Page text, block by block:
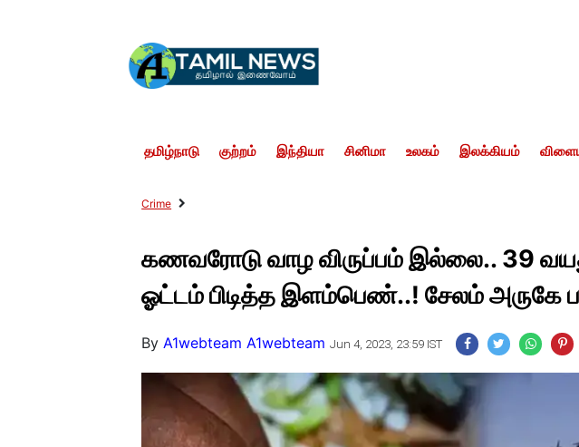
தமிழ்நாடு குற்றம் இந்தியா சினிமா உலகம் இலக்கியம்
Crime
கணவரோடு வாழ விருப்பம் இல்லை.. 39
ஓட்டம் பிடித்த இளம்பெண்..! சேலம் அருகே
ByA1webteam A1webteam Jun 4, 2023, 23:59 IST